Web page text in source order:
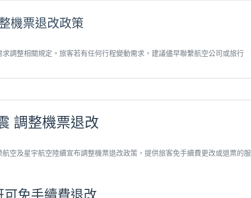
機票退改政策
調整相關規定。旅客若有任何行程變動需求，建議儘早聯繫航空公司或旅行
調整機票退改
空及星宇航空陸續宣布調整機票退改政策，提供旅客免手續費更改或退票的服
免手續費退改